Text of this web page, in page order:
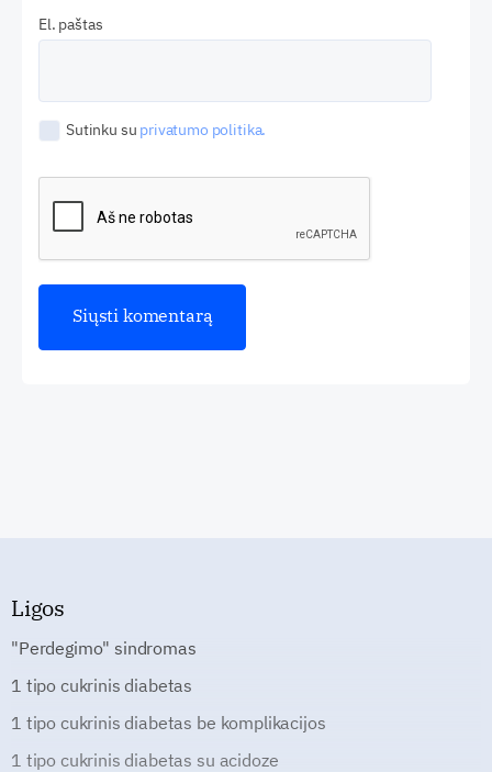
El. paštas
Sutinku su privatumo politika.
Ligos
"Perdegimo" sindromas
1 tipo cukrinis diabetas
1 tipo cukrinis diabetas be komplikacijos
1 tipo cukrinis diabetas su acidoze